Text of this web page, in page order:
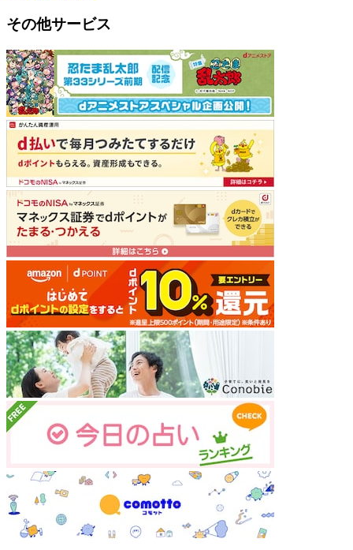
その他サービス